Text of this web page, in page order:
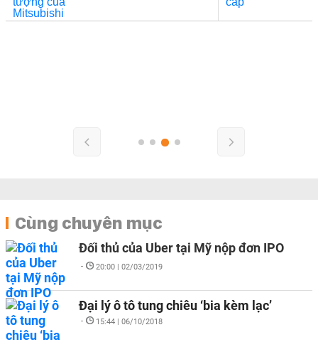
Cùng chuyên mục
Đối thủ của Uber tại Mỹ nộp đơn IPO
- 20:00 | 02/03/2019
Đại lý ô tô tung chiêu ‘bia kèm lạc’
- 15:44 | 06/10/2018